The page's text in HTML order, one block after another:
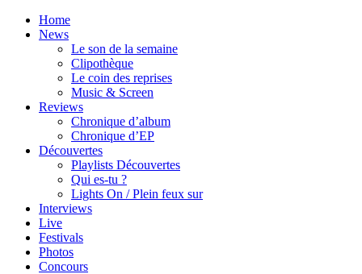
Home
News
Le son de la semaine
Clipothèque
Le coin des reprises
Music & Screen
Reviews
Chronique d’album
Chronique d’EP
Découvertes
Playlists Découvertes
Qui es-tu ?
Lights On / Plein feux sur
Interviews
Live
Festivals
Photos
Concours